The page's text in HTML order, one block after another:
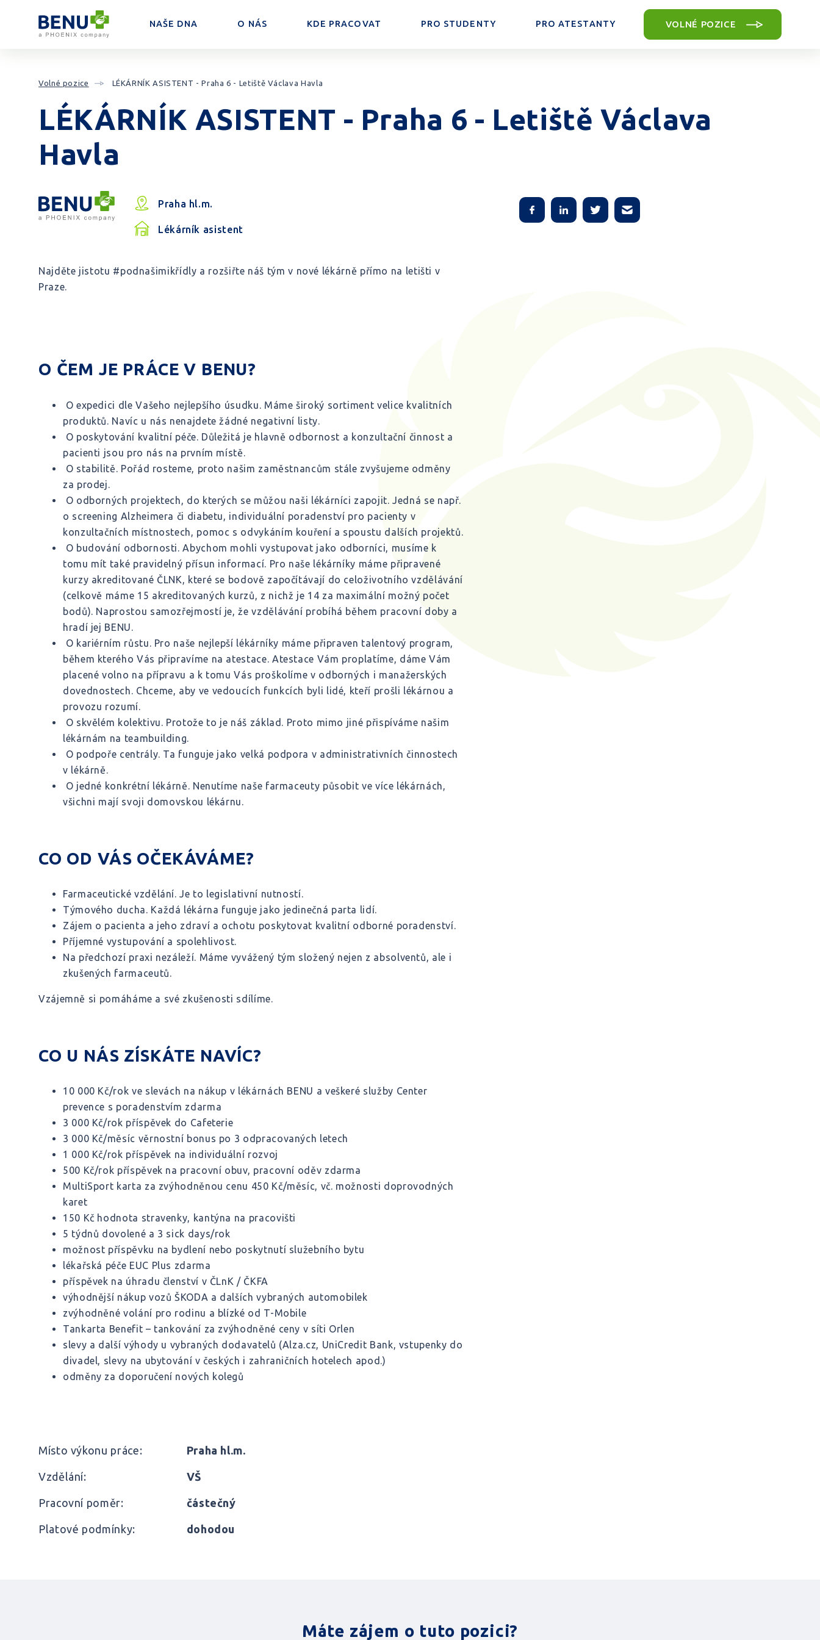
NAŠE DNA O NÁS KDE PRACOVAT PRO STUDENTY PRO ATESTANTY VOLNÉ POZICE
Volné pozice LÉKÁRNÍK ASISTENT - Praha 6 - Letiště Václava Havla
LÉKÁRNÍK ASISTENT - Praha 6 - Letiště Václava
Havla
Praha hl.m.
Lékárník asistent
Najděte jistotu #podnašimikřídly a rozšiřte náš tým v nové lékárně přímo na letišti v
Praze.
O ČEM JE PRÁCE V BENU?
O expedici dle Vašeho nejlepšího úsudku. Máme široký sortiment velice kvalitních
produktů. Navíc u nás nenajdete žádné negativní listy.
O poskytování kvalitní péče. Důležitá je hlavně odbornost a konzultační činnost a
pacienti jsou pro nás na prvním místě.
O stabilitě. Pořád rosteme, proto našim zaměstnancům stále zvyšujeme odměny
za prodej.
O odborných projektech, do kterých se můžou naši lékárníci zapojit. Jedná se např.
o screening Alzheimera či diabetu, individuální poradenství pro pacienty v
konzultačních místnostech, pomoc s odvykáním kouření a spoustu dalších projektů.
O budování odbornosti. Abychom mohli vystupovat jako odborníci, musíme k
tomu mít také pravidelný přísun informací. Pro naše lékárníky máme připravené
kurzy akreditované ČLNK, které se bodově započítávají do celoživotního vzdělávání
(celkově máme 15 akreditovaných kurzů, z nichž je 14 za maximální možný počet
bodů). Naprostou samozřejmostí je, že vzdělávání probíhá během pracovní doby a
hradí jej BENU.
O kariérním růstu. Pro naše nejlepší lékárníky máme připraven talentový program,
během kterého Vás připravíme na atestace. Atestace Vám proplatíme, dáme Vám
placené volno na přípravu a k tomu Vás proškolíme v odborných i manažerských
dovednostech. Chceme, aby ve vedoucích funkcích byli lidé, kteří prošli lékárnou a
provozu rozumí.
O skvělém kolektivu. Protože to je náš základ. Proto mimo jiné přispíváme našim
lékárnám na teambuilding.
O podpoře centrály. Ta funguje jako velká podpora v administrativních činnostech
v lékárně.
O jedné konkrétní lékárně. Nenutíme naše farmaceuty působit ve více lékárnách,
všichni mají svoji domovskou lékárnu.
CO OD VÁS OČEKÁVÁME?
Farmaceutické vzdělání. Je to legislativní nutností.
Týmového ducha. Každá lékárna funguje jako jedinečná parta lidí.
Zájem o pacienta a jeho zdraví a ochotu poskytovat kvalitní odborné poradenství.
Příjemné vystupování a spolehlivost.
Na předchozí praxi nezáleží. Máme vyvážený tým složený nejen z absolventů, ale i
zkušených farmaceutů.
Vzájemně si pomáháme a své zkušenosti sdílíme.
CO U NÁS ZÍSKÁTE NAVÍC?
10 000 Kč/rok ve slevách na nákup v lékárnách BENU a veškeré služby Center
prevence s poradenstvím zdarma
3 000 Kč/rok příspěvek do Cafeterie
3 000 Kč/měsíc věrnostní bonus po 3 odpracovaných letech
1 000 Kč/rok příspěvek na individuální rozvoj
500 Kč/rok příspěvek na pracovní obuv, pracovní oděv zdarma
MultiSport karta za zvýhodněnou cenu 450 Kč/měsíc, vč. možnosti doprovodných
karet
150 Kč hodnota stravenky, kantýna na pracovišti
5 týdnů dovolené a 3 sick days/rok
možnost příspěvku na bydlení nebo poskytnutí služebního bytu
lékařská péče EUC Plus zdarma
příspěvek na úhradu členství v ČLnK / ČKFA
výhodnější nákup vozů ŠKODA a dalších vybraných automobilek
zvýhodněné volání pro rodinu a blízké od T-Mobile
Tankarta Benefit – tankování za zvýhodněné ceny v síti Orlen
slevy a další výhody u vybraných dodavatelů (Alza.cz, UniCredit Bank, vstupenky do
divadel, slevy na ubytování v českých i zahraničních hotelech apod.)
odměny za doporučení nových kolegů
Místo výkonu práce: Praha hl.m.
Vzdělání: VŠ
Pracovní poměr: částečný
Platové podmínky: dohodou
Máte zájem o tuto pozici?